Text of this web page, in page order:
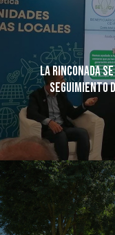
La Rinconada
seguimiento